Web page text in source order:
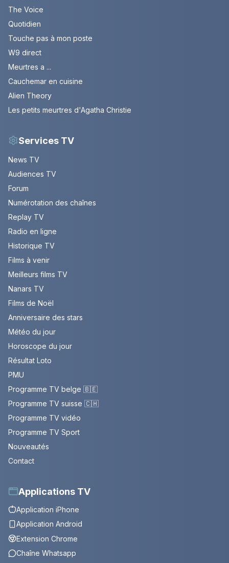
The Voice
Quotidien
Touche pas à mon poste
W9 direct
Meurtres a ...
Cauchemar en cuisine
Alien Theory
Les petits meurtres d'Agatha Christie
Services TV
News TV
Audiences TV
Forum
Numérotation des chaînes
Replay TV
Radio en ligne
Historique TV
Films à venir
Meilleurs films TV
Nanars TV
Films de Noël
Anniversaire des stars
Météo du jour
Horoscope du jour
Résultat Loto
PMU
Programme TV belge 🇧🇪
Programme TV suisse 🇨🇭
Programme TV vidéo
Programme TV Sport
Nouveautés
Contact
Applications TV
Application iPhone
Application Android
Extension Chrome
Chaîne Whatsapp